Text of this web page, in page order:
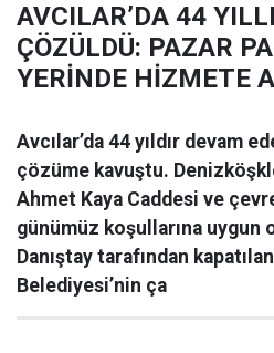
AVCILAR’DA 44
ÇÖZÜLDÜ: PAZAR
YERİNDE HİZMETE
Avcılar’da 44 yıldır devam
çözüme kavuştu.
Ahmet Kaya Caddesi ve
günümüz koşullarına uygun
Danıştay tarafından
Belediyesi’nin ça